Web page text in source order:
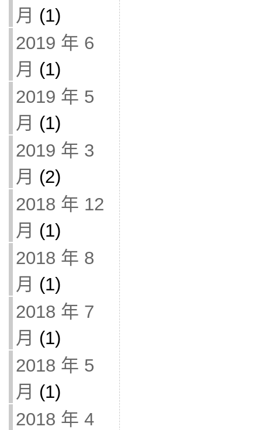
月 (1)
2019 年 6
月 (1)
2019 年 5
月 (1)
2019 年 3
月 (2)
2018 年 12
月 (1)
2018 年 8
月 (1)
2018 年 7
月 (1)
2018 年 5
月 (1)
2018 年 4